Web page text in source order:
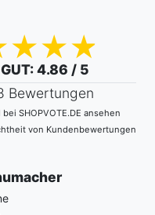
: 4.86 / 5
Bewertungen
SHOPVOTE.DE ansehen
von Kundenbewertungen